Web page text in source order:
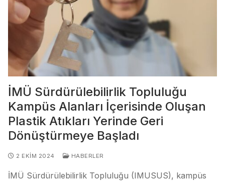
İMÜ Sürdürülebilirlik Topluluğu
Kampüs Alanları İçerisinde Oluşan
Plastik Atıkları Yerinde Geri
Dönüştürmeye Başladı
2 EKIM 2024 HABERLER
İMÜ Sürdürülebilirlik Topluluğu (IMUSUS), kampüs